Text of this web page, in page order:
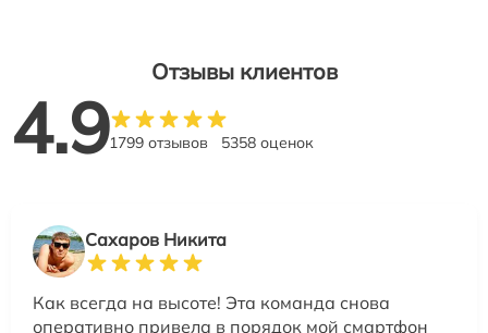
Отзывы клиентов
4.91799 отзывов 5358 оценок
Сахаров Никита
Как всегда на высоте! Эта команда снова
оперативно привела в порядок мой смартфон